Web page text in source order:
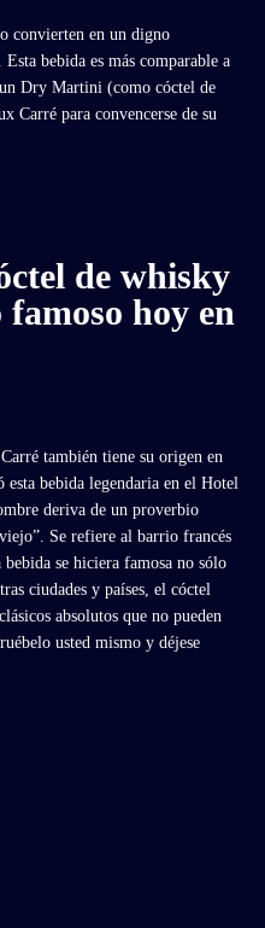
convierten en un digno
bebida es más comparable a
Dry Martini (como cóctel de
Carré para convencerse de su
de whisky
famoso hoy en
también tiene su origen en
bebida legendaria en el Hotel
deriva de un proverbio
Se refiere al barrio francés
se hiciera famosa no sólo
ciudades y países, el cóctel
absolutos que no pueden
usted mismo y déjese